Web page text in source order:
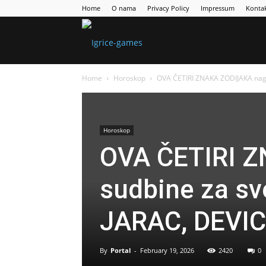
Home O nama Privacy Policy Impressum
Home Horoskop OVA ČETIRI ZNAKA ZODIJAKA
Horoskop
OVA ČETIRI
sudbine za
JARAC,
By Portal - February 19, 2026 2420 0